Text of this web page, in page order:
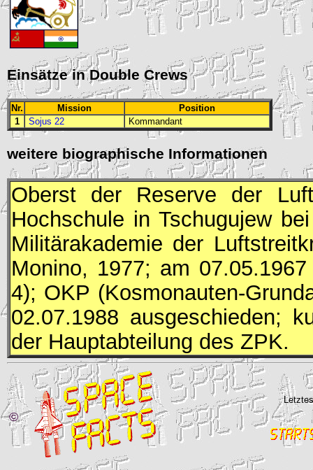
Einsätze in Double Crews
Nr. Mission
Position
1
Sojus 22 Kommandant
weitere biographische Informationen
Oberst der Reserve der
Hochschule in Tschugujew
Militärakademie der
Monino, 1977; am
4); OKP (Kosmonauten-
02.07.1988 ausgeschieden;
der Hauptabteilung des ZPK.
©